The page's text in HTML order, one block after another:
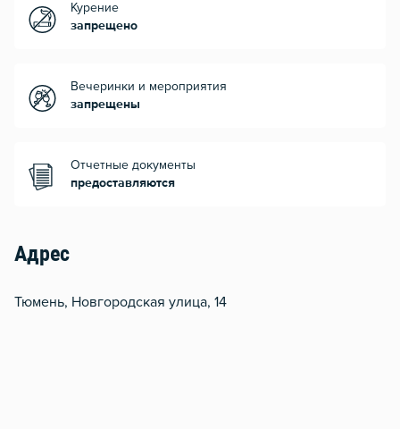
Курение
запрещено
Вечеринки и мероприятия
запрещены
Отчетные документы
предоставляются
Адрес
Тюмень, Новгородская улица, 14